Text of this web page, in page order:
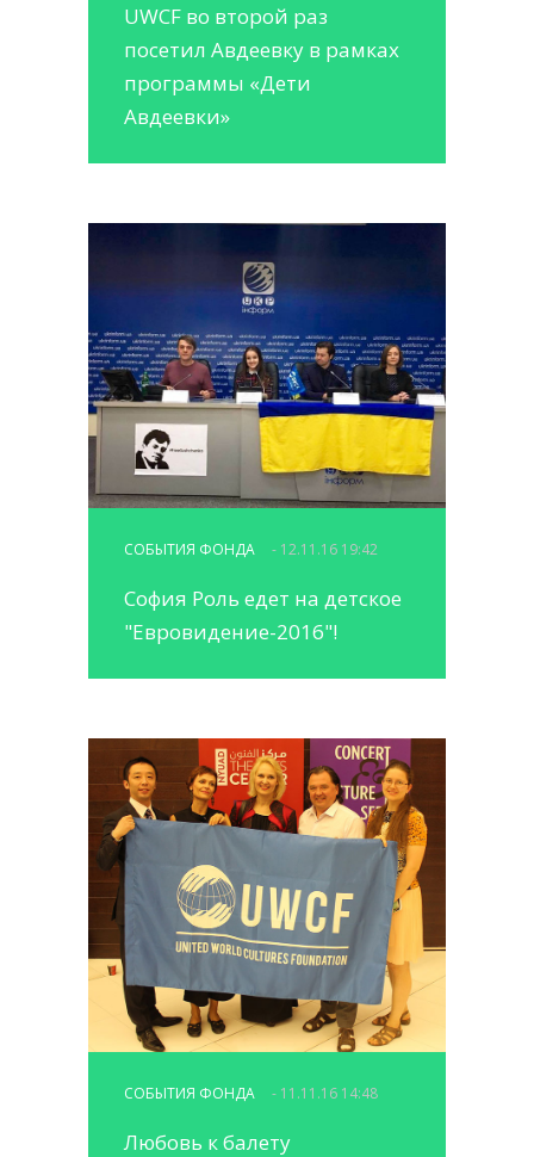
UWCF во второй раз
посетил Авдеевку в рамках
программы «Дети
Авдеевки»
СОБЫТИЯ ФОНДА - 12.11.16 19:42
София Роль едет на детское
"Евровидение-2016"!
СОБЫТИЯ ФОНДА - 11.11.16 14:48
Любовь к балету